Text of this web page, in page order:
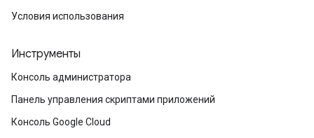
Условия использования
Инструменты
Консоль администратора
Панель управления скриптами приложений
Консоль Google Cloud